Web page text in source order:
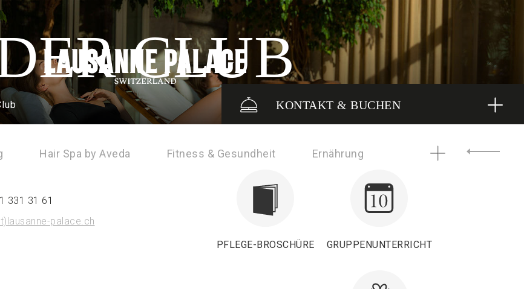
CLUB
KONTAKT & BUCHEN
Hair Spa by Aveda Fitness & Gesundheit Ernährung
331 31 61
palace.ch
PFLEGE-BROSCHÜRE GRUPPENUNTERRICHT